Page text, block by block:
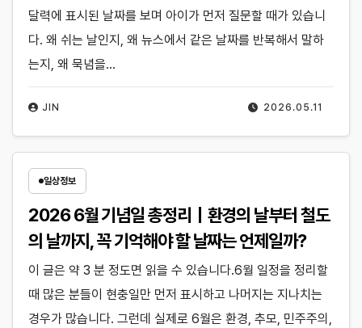
2026.05.11
JIN
달력에 표시된 날짜를 보며 아이가 먼저 질문할 때가 있습니
다. 왜 쉬는 날인지, 왜 뉴스에서 같은 날짜를 반복해서 말하
는지, 왜 묵념을…
일상정보
2026 6월 기념일 총정리｜환경의 날부터 철도
의 날까지, 꼭 기억해야 할 날짜는 언제일까?
이 글은 약 3 분 정도면 읽을 수 있습니다.6월 일정을 정리할
때 많은 분들이 현충일만 먼저 표시하고 나머지는 지나치는
경우가 많습니다. 그런데 실제로 6월은 환경, 추모, 민주주의,